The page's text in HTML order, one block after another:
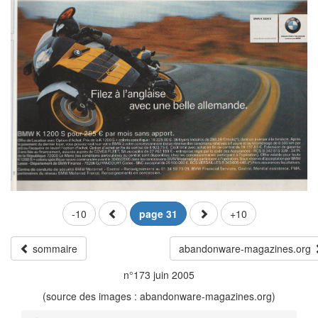
-10 page 31 +10
sommaire
abandonware-magazines.org
n°173 juin 2005
(source des images : abandonware-magazines.org)